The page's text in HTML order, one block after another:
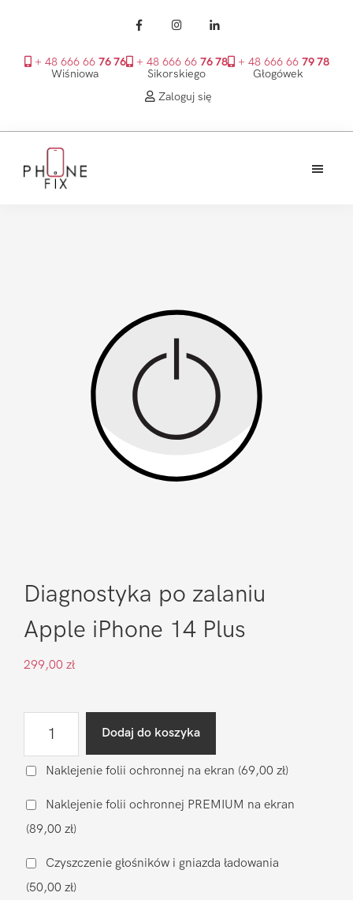
+ 48 666 66 76 76
Wiśniowa
+ 48 666 66 76 78
Sikorskiego
+ 48 666 66 79 78
Głogówek
Zaloguj się
głównego
Diagnostyka po zalaniu
Apple iPhone 14 Plus
299,00 zł
po
Apple
iPhone
14
Plus
Dodaj do koszyka
Naklejenie folii ochronnej na ekran (69,00 zł)
Naklejenie folii ochronnej PREMIUM na ekran
(89,00 zł)
Czyszczenie głośników i gniazda ładowania
(50,00 zł)